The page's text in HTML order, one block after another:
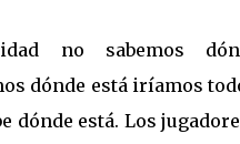
no sabemos
dónde está iríamos
dónde está. Los